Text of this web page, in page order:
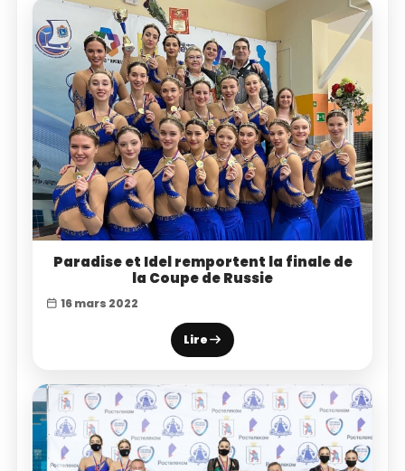
Paradise et Idel remportent la finale de
la Coupe de Russie
16 mars 2022
Lire